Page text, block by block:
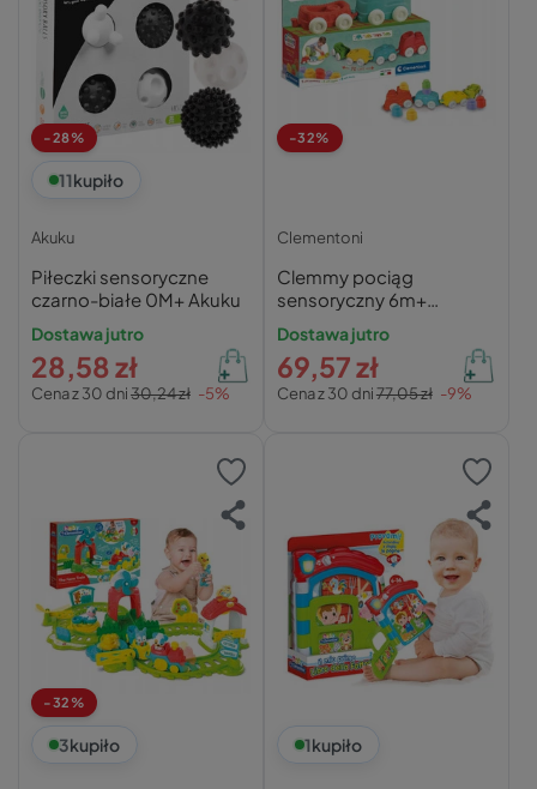
-28%
11kupiło
Akuku
Piłeczki sensoryczne
czarno-białe 0M+ Akuku
Dostawa jutro
Cena z 30 dni30,24 zł -5%
28,58 zł
-32%
Clementoni
Clemmy pociąg
sensoryczny 6m+
Clementoni
Dostawa jutro
Cena z 30 dni77,05 zł -9%
69,57 zł
-32%
3kupiło 1kupiło